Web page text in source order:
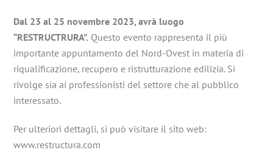
Dal 23 al 25 novembre 2023, avrà luogo
“RESTRUCTRURA”. Questo evento rappresenta il più
importante appuntamento del Nord-Ovest in materia di
riqualificazione, recupero e ristrutturazione edilizia. Si
rivolge sia ai professionisti del settore che al pubblico
interessato.
Per ulteriori dettagli, si può visitare il sito web:
www.restructura.com